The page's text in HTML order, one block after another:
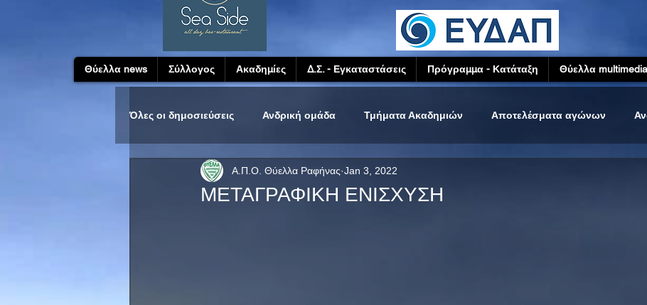
Θύελλα news Σύλλογος Ακαδημίες Δ.Σ. - Εγκαταστάσεις Πρόγραμμα - Κατάταξη Θύελλα multimedia
Όλες οι δημοσιεύσεις Ανδρική ομάδα Τμήματα Ακαδημιών Αποτελέσματα αγώνων
ΜΕΤΑΓΡΑΦΙΚΗ ΕΝΙΣΧΥΣΗ
Α.Π.Ο. Θύελλα Ραφήνας Jan 3, 2022